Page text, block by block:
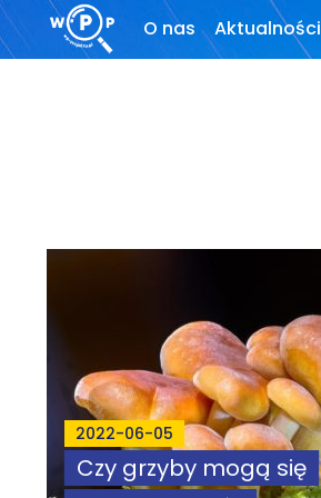
O nas Aktualności
2022-06-05
Czy grzyby mogą się